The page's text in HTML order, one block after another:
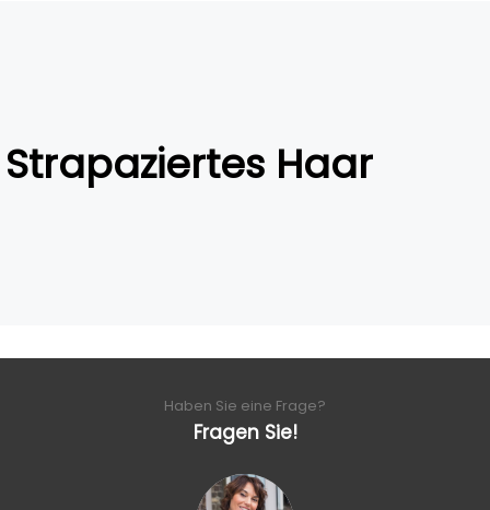
Strapaziertes Haar
Haben Sie eine Frage?
Fragen Sie!